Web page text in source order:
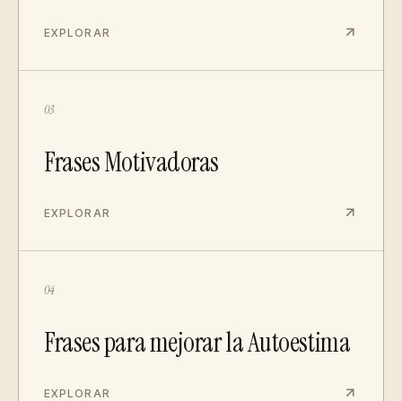
EXPLORAR
03
Frases Motivadoras
EXPLORAR
04
Frases para mejorar la Autoestima
EXPLORAR